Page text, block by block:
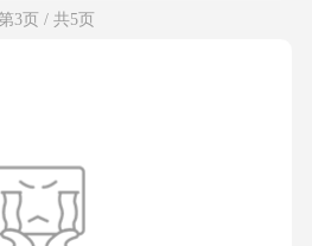
3页 / 共5页